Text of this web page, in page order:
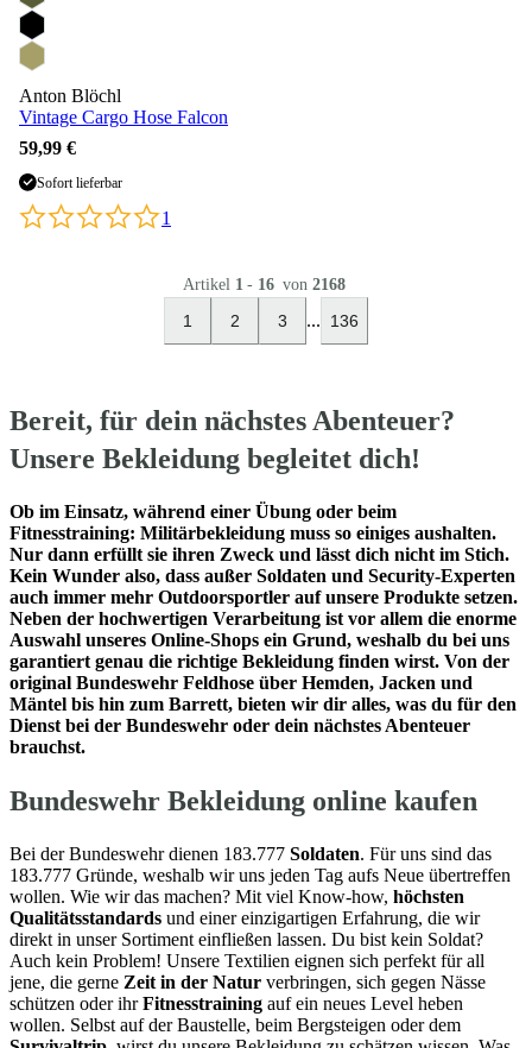
Anton Blöchl
Vintage Cargo Hose Falcon
59,99 €
Sofort lieferbar
1
Artikel 1 - 16 von 2168
1 2 3 ... 136
Bereit, für dein nächstes Abenteuer?
Unsere Bekleidung begleitet dich!
Ob im Einsatz, während einer Übung oder beim
Fitnesstraining: Militärbekleidung muss so einiges aushalten.
Nur dann erfüllt sie ihren Zweck und lässt dich nicht im Stich.
Kein Wunder also, dass außer Soldaten und Security-Experten
auch immer mehr Outdoorsportler auf unsere Produkte setzen.
Neben der hochwertigen Verarbeitung ist vor allem die enorme
Auswahl unseres Online-Shops ein Grund, weshalb du bei uns
garantiert genau die richtige Bekleidung finden wirst. Von der
original Bundeswehr Feldhose über Hemden, Jacken und
Mäntel bis hin zum Barrett, bieten wir dir alles, was du für den
Dienst bei der Bundeswehr oder dein nächstes Abenteuer
brauchst.
Bundeswehr Bekleidung online kaufen
Bei der Bundeswehr dienen 183.777 Soldaten. Für uns sind das
183.777 Gründe, weshalb wir uns jeden Tag aufs Neue übertreffen
wollen. Wie wir das machen? Mit viel Know-how, höchsten
Qualitätsstandards und einer einzigartigen Erfahrung, die wir
direkt in unser Sortiment einfließen lassen. Du bist kein Soldat?
Auch kein Problem! Unsere Textilien eignen sich perfekt für all
jene, die gerne Zeit in der Natur verbringen, sich gegen Nässe
schützen oder ihrFitnesstraining auf ein neues Level heben
wollen. Selbst auf der Baustelle, beim Bergsteigen oder dem